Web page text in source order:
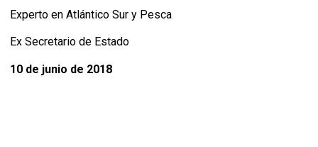
Experto en Atlántico Sur y Pesca
Ex Secretario de Estado
10 de junio de 2018